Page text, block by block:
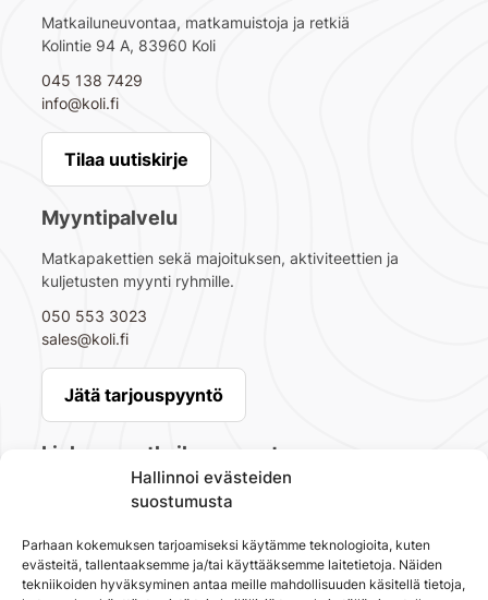
Hallinnoi evästeiden
suostumusta
Parhaan kokemuksen tarjoamiseksi käytämme teknologioita, kuten
evästeitä, tallentaaksemme ja/tai käyttääksemme laitetietoja. Näiden
tekniikoiden hyväksyminen antaa meille mahdollisuuden käsitellä tietoja,
Matkailuneuvontaa, matkamuistoja ja retkiä
Kolintie 94 A, 83960 Koli
045 138 7429
info@koli.fi
Tilaa uutiskirje
Myyntipalvelu
Matkapakettien sekä majoituksen, aktiviteettien ja
kuljetusten myynti ryhmille.
050 553 3023
sales@koli.fi
Jätä tarjouspyyntö
Lieksan matkailuneuvonta
Pielisen museo
+358 40 1044 151
museo@lieksa.fi